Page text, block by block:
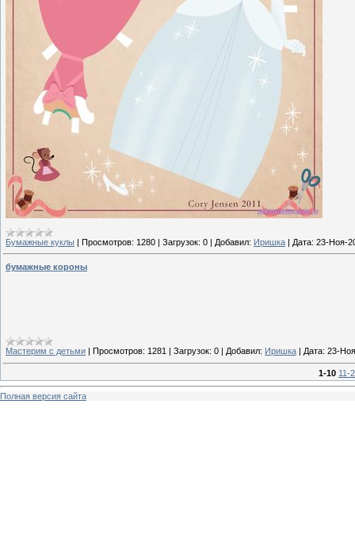
Бумажные куклы | Просмотров: 1280 | Загрузок: 0 | Добавил: Иришка | Дата: 23-Ноя-
бумажные короны
Мастерим с детьми | Просмотров: 1281 | Загрузок: 0 | Добавил: Иришка | Дата: 23-
1-10 11-
Полная версия сайта